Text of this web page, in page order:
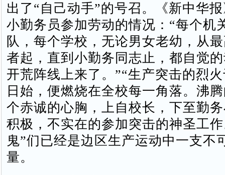
出了“自己动手”的号召。《新中华
小勤务员参加劳动的情况：“每个机
队，每个学校，无论男女老幼，从
者起，直到小勤务同志止，都自觉
开荒阵线上来了。”“生产突击的烈
日始，便燃烧在全校每一角落。沸
个赤诚的心胸，上自校长，下至勤
积极，不实在的参加突击的神圣工
鬼”们已经是边区生产运动中一支不
量。